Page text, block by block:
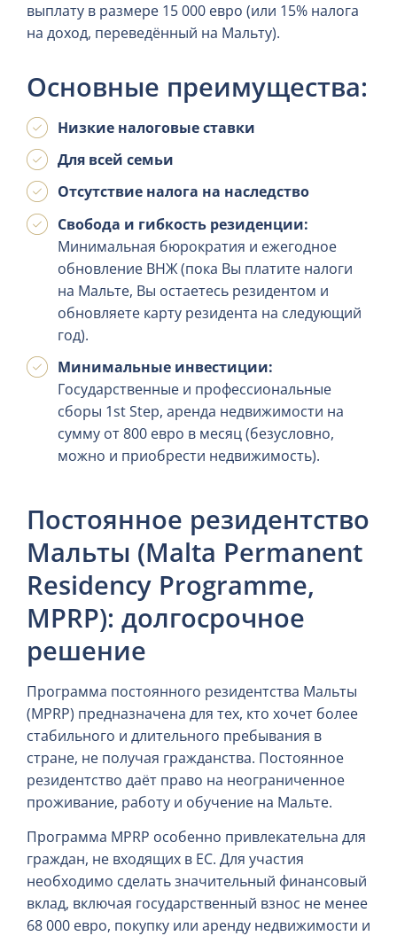
выплату в размере 15 000 евро (или 15% налога
на доход, переведённый на Мальту).
Основные преимущества:
Низкие налоговые ставки
Для всей семьи
Отсутствие налога на наследство
Свобода и гибкость резиденции:
Минимальная бюрократия и ежегодное
обновление ВНЖ (пока Вы платите налоги
на Мальте, Вы остаетесь резидентом и
обновляете карту резидента на следующий
год).
Минимальные инвестиции:
Государственные и профессиональные
сборы 1st Step, аренда недвижимости на
сумму от 800 евро в месяц (безусловно,
можно и приобрести недвижимость).
Постоянное резидентство
Мальты (Malta Permanent
Residency Programme,
MPRP): долгосрочное
решение
Программа постоянного резидентства Мальты
(MPRP) предназначена для тех, кто хочет более
стабильного и длительного пребывания в
стране, не получая гражданства. Постоянное
резидентство даёт право на неограниченное
проживание, работу и обучение на Мальте.
Программа MPRP особенно привлекательна для
граждан, не входящих в ЕС. Для участия
необходимо сделать значительный финансовый
вклад, включая государственный взнос не менее
68 000 евро, покупку или аренду недвижимости и